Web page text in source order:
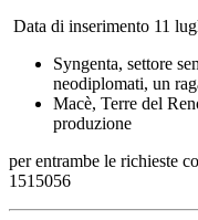
Data di inserimento 11
Syngenta, settore
neodiplomati, un
Macè, Terre del
produzione
per entrambe le richieste
1515056